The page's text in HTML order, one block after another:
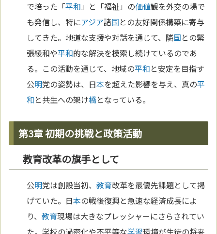
で培った「平和 」と「福祉」の価値観を外交の場で
も発信し、特にアジア諸国との友好関係構築に寄与
してきた。地道な支援や対話を通じて、隣国との緊
張緩和や平和的な解決を模索し続けているのであ
る。この活動を通じて、地域の平和と安定を目指す
公明党の姿勢は、日本を超えた影響を与え、真の平
和と共生への架け橋となっている。
第3章 初期の挑戦と政策活動
教育改革の旗手として
公明党は創設当初、教育改革を最優先課題として掲
げていた。日本の戦後復興と急速な経済成長によ
り、教育現場は大きなプレッシャーにさらされてい
た。学校の過密化や不平等な学習環境が生徒の将来